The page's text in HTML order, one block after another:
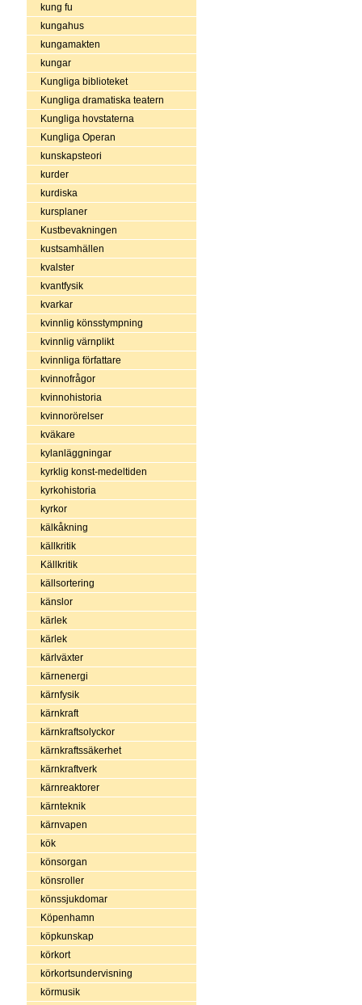
kung fu
kungahus
kungamakten
kungar
Kungliga biblioteket
Kungliga dramatiska teatern
Kungliga hovstaterna
Kungliga Operan
kunskapsteori
kurder
kurdiska
kursplaner
Kustbevakningen
kustsamhällen
kvalster
kvantfysik
kvarkar
kvinnlig könsstympning
kvinnlig värnplikt
kvinnliga författare
kvinnofrågor
kvinnohistoria
kvinnorörelser
kväkare
kylanläggningar
kyrklig konst-medeltiden
kyrkohistoria
kyrkor
kälkåkning
källkritik
Källkritik
källsortering
känslor
kärlek
kärlek
kärlväxter
kärnenergi
kärnfysik
kärnkraft
kärnkraftsolyckor
kärnkraftssäkerhet
kärnkraftverk
kärnreaktorer
kärnteknik
kärnvapen
kök
könsorgan
könsroller
könssjukdomar
Köpenhamn
köpkunskap
körkort
körkortsundervisning
körmusik